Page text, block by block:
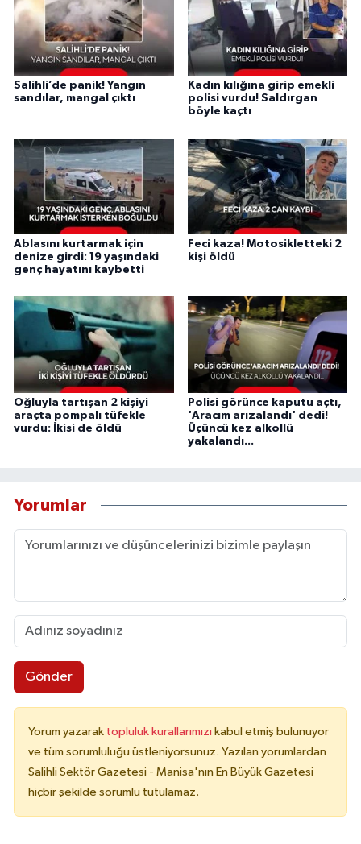
Salihli’de panik! Yangın
sandılar, mangal çıktı
Kadın kılığına girip emekli
polisi vurdu! Saldırgan
böyle kaçtı
Ablasını kurtarmak için
denize girdi: 19 yaşındaki
genç hayatını kaybetti
Feci kaza! Motosikletteki 2
kişi öldü
Oğluyla tartışan 2 kişiyi
araçta pompalı tüfekle
vurdu: İkisi de öldü
Polisi görünce kaputu açtı,
'Aracım arızalandı' dedi!
Üçüncü kez alkollü
yakalandı...
Yorumlar
Gönder
Yorum yazarak topluluk kurallarımızı kabul etmiş bulunuyor
ve tüm sorumluluğu üstleniyorsunuz. Yazılan yorumlardan
Salihli Sektör Gazetesi - Manisa'nın En Büyük Gazetesi
hiçbir şekilde sorumlu tutulamaz.